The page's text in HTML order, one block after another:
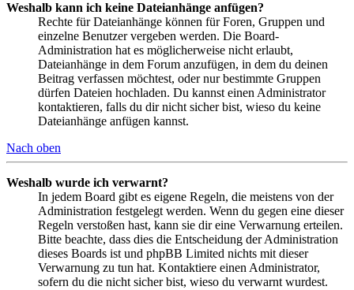
Weshalb kann ich keine Dateianhänge anfügen?
Rechte für Dateianhänge können für Foren, Gruppen und
einzelne Benutzer vergeben werden. Die Board-
Administration hat es möglicherweise nicht erlaubt,
Dateianhänge in dem Forum anzufügen, in dem du deinen
Beitrag verfassen möchtest, oder nur bestimmte Gruppen
dürfen Dateien hochladen. Du kannst einen Administrator
kontaktieren, falls du dir nicht sicher bist, wieso du keine
Dateianhänge anfügen kannst.
Nach oben
Weshalb wurde ich verwarnt?
In jedem Board gibt es eigene Regeln, die meistens von der
Administration festgelegt werden. Wenn du gegen eine dieser
Regeln verstoßen hast, kann sie dir eine Verwarnung erteilen.
Bitte beachte, dass dies die Entscheidung der Administration
dieses Boards ist und phpBB Limited nichts mit dieser
Verwarnung zu tun hat. Kontaktiere einen Administrator,
sofern du die nicht sicher bist, wieso du verwarnt wurdest.